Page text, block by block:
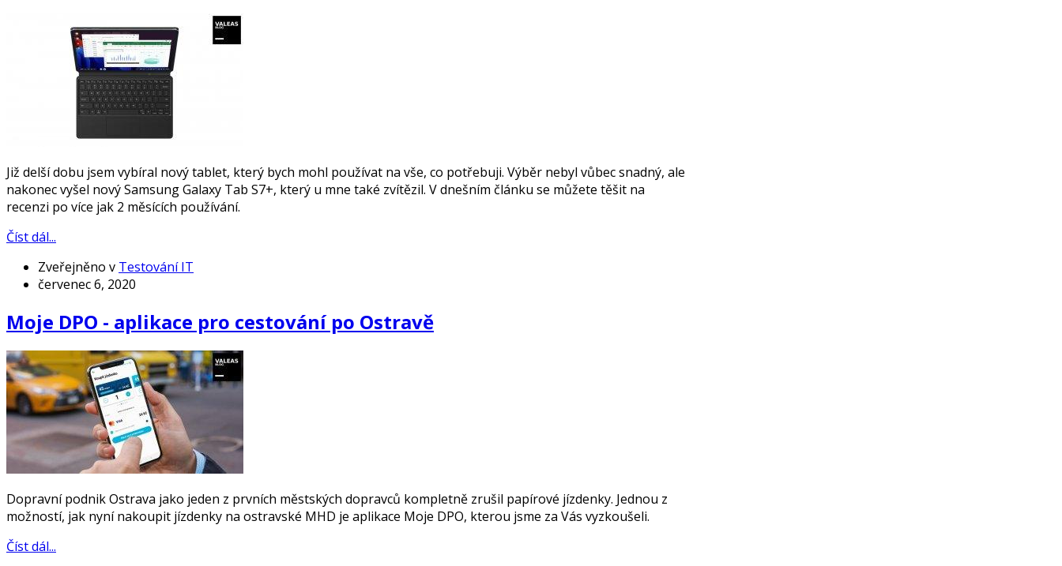
Již delší dobu jsem vybíral nový tablet, který bych mohl používat na vše, co potřebuji. Výběr nebyl vůbec snadný, ale
nakonec vyšel nový Samsung Galaxy Tab S7+, který u mne také zvítězil. V dnešním článku se můžete těšit na
recenzi po více jak 2 měsících používání.
Číst dál...
Zveřejněno v Testování IT
červenec 6, 2020
Moje DPO - aplikace pro cestování po Ostravě
Dopravní podnik Ostrava jako jeden z prvních městských dopravců kompletně zrušil papírové jízdenky. Jednou z
možností, jak nyní nakoupit jízdenky na ostravské MHD je aplikace Moje DPO, kterou jsme za Vás vyzkoušeli.
Číst dál...